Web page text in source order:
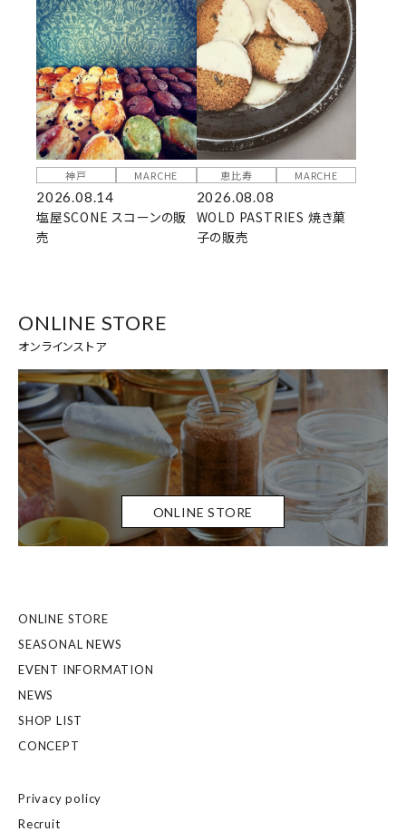
神戸 MARCHE
2026.08.14
塩屋SCONE スコーンの販
売
恵比寿 MARCHE
2026.08.08
WOLD PASTRIES 焼き菓
子の販売
ONLINE STORE
オンラインストア
ONLINE STORE
ONLINE STORE
SEASONAL NEWS
EVENT INFORMATION
NEWS
SHOP LIST
CONCEPT
Privacy policy
Recruit